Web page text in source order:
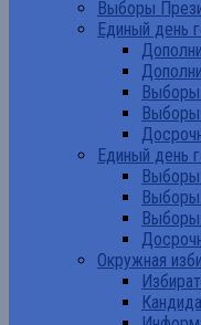
Выборы
Единый день
Выборы
Выборы
Единый день
Выборы
Выборы
Выборы
Окружная